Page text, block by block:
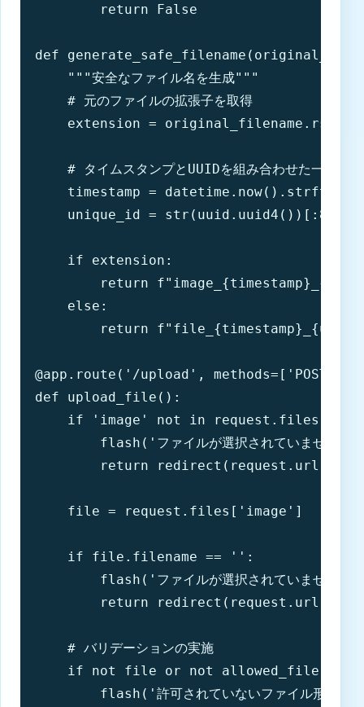
        return False
def
    """安全なファイル名を生成"""
    # 元のファイルの拡張子を取得
extension =
# タイムスタンプとUUIDを組み合わせた一意の
timestamp =
    unique_id = str(uuid.uuid4())[:8]
    if extension:
return
    else:
return
@app.route('/upload', methods=['POST'])
def upload_file():
    if 'image' not in request.files:
        flash('ファイルが選択されていません')
        return redirect(request.url)
    file = request.files['image']
    if file.filename == '':
        flash('ファイルが選択されていません')
        return redirect(request.url)
    # バリデーションの実施
if not file or not
flash('許可されていないファイル形式で